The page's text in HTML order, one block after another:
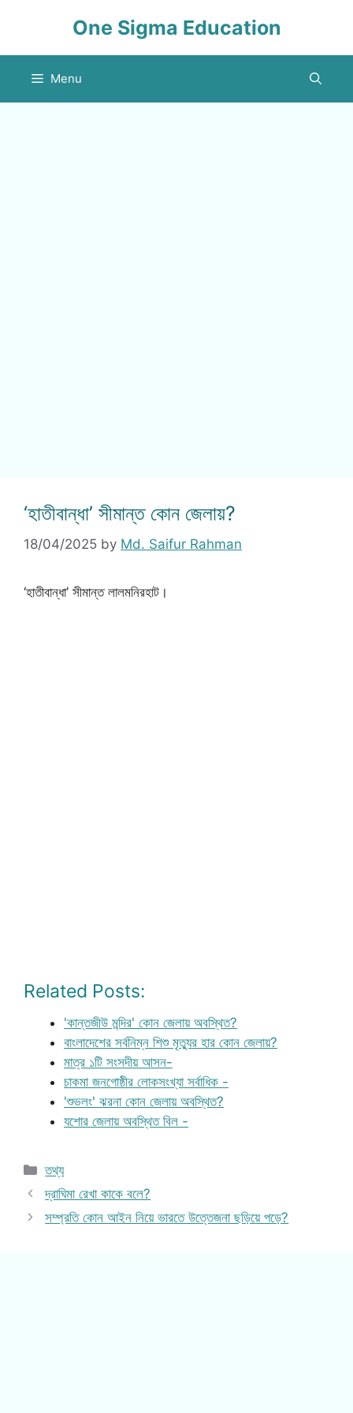
One Sigma Education
Menu
‘হাতীবান্ধা’ সীমান্ত কোন জেলায়?
18/04/2025 by Md. Saifur Rahman
‘হাতীবান্ধা’ সীমান্ত লালমনিরহাট।
Related Posts:
'কান্তজীউ মন্দির' কোন জেলায় অবস্থিত?
বাংলাদেশের সর্বনিম্ন শিশু মৃত্যুর হার কোন জেলায়?
মাত্র ১টি সংসদীয় আসন-
চাকমা জনগোষ্ঠীর লোকসংখ্যা সর্বাধিক -
'শুভলং' ঝরনা কোন জেলায় অবস্থিত?
যশোর জেলায় অবস্থিত বিল -
Categories
তথ্য
দ্রাঘিমা রেখা কাকে বলে?
সম্প্রতি কোন আইন নিয়ে ভারতে উত্তেজনা ছড়িয়ে পড়ে?